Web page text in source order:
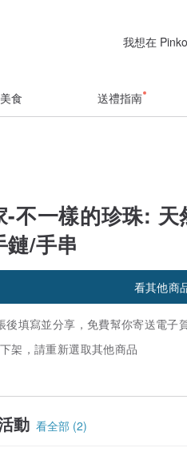
我想在
食 送禮指南
-不一樣的珍珠:
鏈/手串
看其他商
後填寫並分享，免費幫你寄送電子
架，請重新選取其他商品
動 看全部 (2)